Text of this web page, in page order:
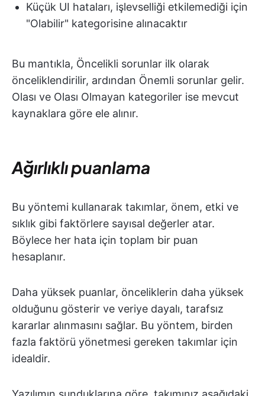
Küçük UI hataları, işlevselliği etkilemediği için
"Olabilir" kategorisine alınacaktır
Bu mantıkla, Öncelikli sorunlar ilk olarak
önceliklendirilir, ardından Önemli sorunlar gelir.
Olası ve Olası Olmayan kategoriler ise mevcut
kaynaklara göre ele alınır.
Ağırlıklı puanlama
Bu yöntemi kullanarak takımlar, önem, etki ve
sıklık gibi faktörlere sayısal değerler atar.
Böylece her hata için toplam bir puan
hesaplanır.
Daha yüksek puanlar, önceliklerin daha yüksek
olduğunu gösterir ve veriye dayalı, tarafsız
kararlar alınmasını sağlar. Bu yöntem, birden
fazla faktörü yönetmesi gereken takımlar için
idealdir.